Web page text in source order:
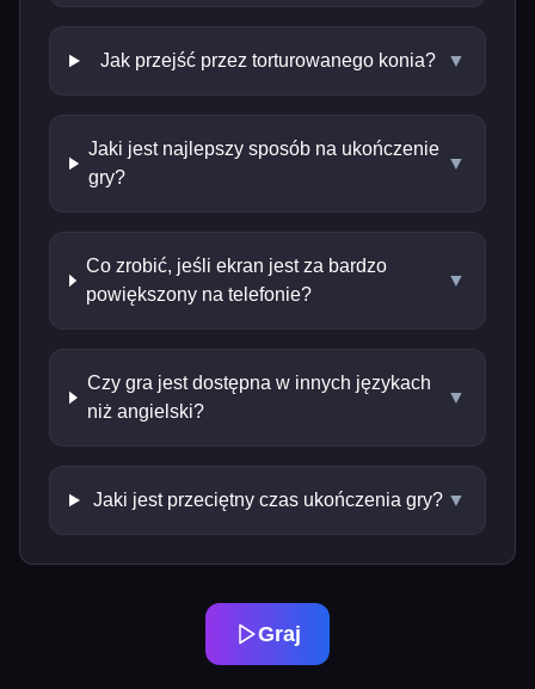
Jak przejść przez torturowanego konia? ▼
Jaki jest najlepszy sposób na ukończenie
gry?
▼
Co zrobić, jeśli ekran jest za bardzo
powiększony na telefonie?
▼
Czy gra jest dostępna w innych językach
niż angielski?
▼
Jaki jest przeciętny czas ukończenia gry? ▼
Graj